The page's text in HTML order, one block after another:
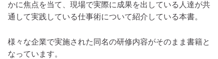
かに焦点を当て、現場で実際に成果を出している人達が共
通して実践している仕事術について紹介している本書。
様々な企業で実施された同名の研修内容がそのまま書籍と
なっています。